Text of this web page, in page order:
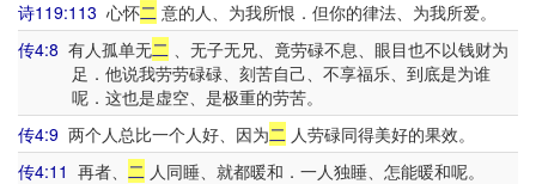
诗119:113 心怀二 意的人、为我所恨．但你的律法、为我所爱。
传4:8 有人孤单无二 、无子无兄、竟劳碌不息、眼目也不以钱财为
足．他说我劳劳碌碌、刻苦自己、不享福乐、到底是为谁
呢．这也是虚空、是极重的劳苦。
传4:9 两个人总比一个人好、因为二 人劳碌同得美好的果效。
传4:11 再者、 二 人同睡、就都暖和．一人独睡、怎能暖和呢。